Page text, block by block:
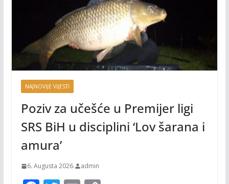
NAJNOVIJE VIJESTI
Poziv za učešće u Premijer ligi
SRS BiH u disciplini ‘Lov šarana i
amura’
6. Augusta 2026. admin